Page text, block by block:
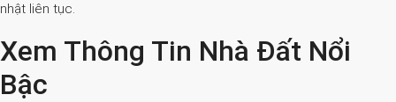
nhật liên tục.
Xem Thông Tin Nhà Đất Nổi
Bậc